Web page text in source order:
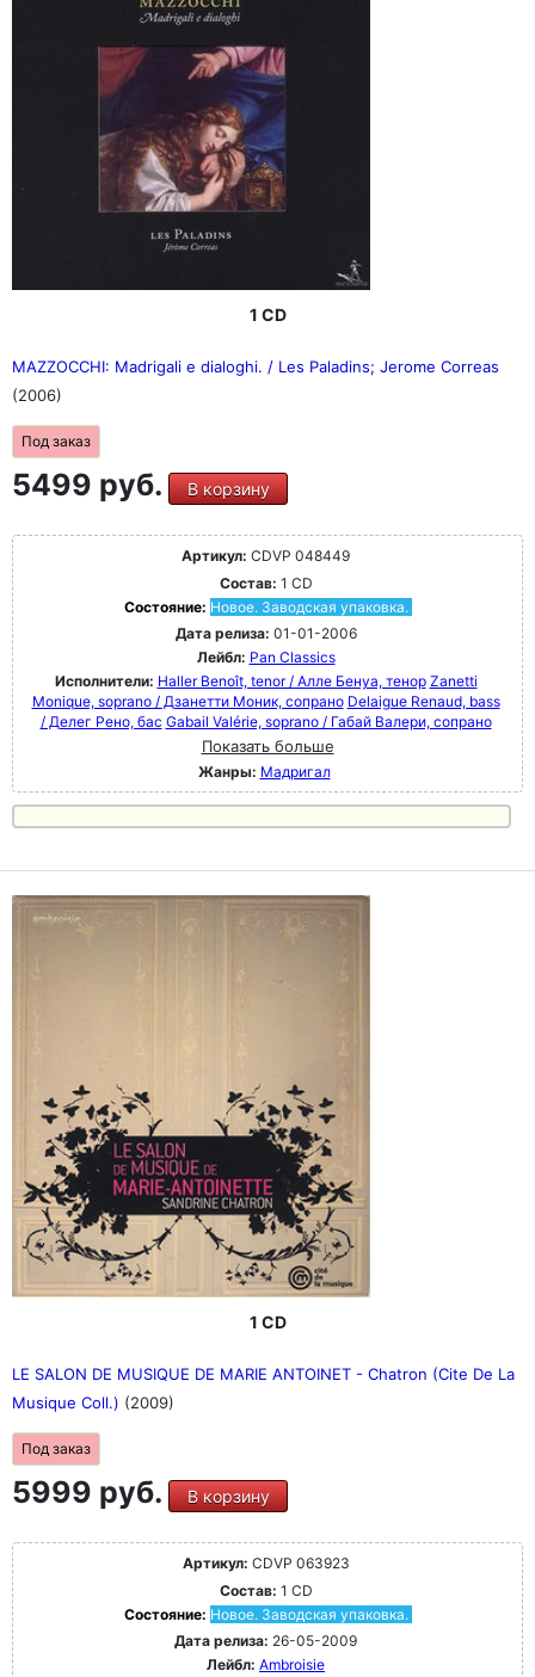
1 CD
MAZZOCCHI: Madrigali e dialoghi. / Les Paladins; Jerome Correas
(2006)
Под заказ
5499 руб. В корзину
Артикул: CDVP 048449
Состав: 1 CD
Состояние: Новое. Заводская упаковка.
Дата релиза: 01-01-2006
Лейбл: Pan Classics
Исполнители: Haller Benoît, tenor / Алле Бенуа, тенор Zanetti
Monique, soprano / Дзанетти Моник, сопрано Delaigue Renaud, bass
/ Делег Рено, бас Gabail Valérie, soprano / Габай Валери, сопрано
Показать больше
Жанры: Мадригал
1 CD
LE SALON DE MUSIQUE DE MARIE ANTOINET - Chatron (Cite De La
Musique Coll.) (2009)
Под заказ
5999 руб. В корзину
Артикул: CDVP 063923
Состав: 1 CD
Состояние: Новое. Заводская упаковка.
Дата релиза: 26-05-2009
Лейбл: Ambroisie